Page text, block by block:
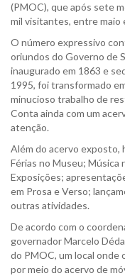
(PMOC), que após sete
mil visitantes, entre maio
O número expressivo
oriundos do Governo de
inaugurado em 1863 e
1995, foi transformado
minucioso trabalho de
Conta ainda com um
atenção.
Além do acervo exposto,
Férias no Museu; Música
Exposições;
em Prosa e Verso;
outras atividades.
De acordo com o
governador Marcelo
do PMOC, um local onde
por meio do acervo de